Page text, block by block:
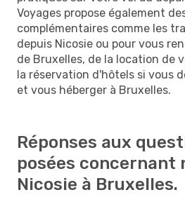
Voyages propose également
complémentaires comme les
depuis Nicosie ou pour vous
de Bruxelles, de la location de
la réservation d'hôtels si vous
et vous héberger à Bruxelles.
Réponses aux
posées concernant
Nicosie à Bruxelles.